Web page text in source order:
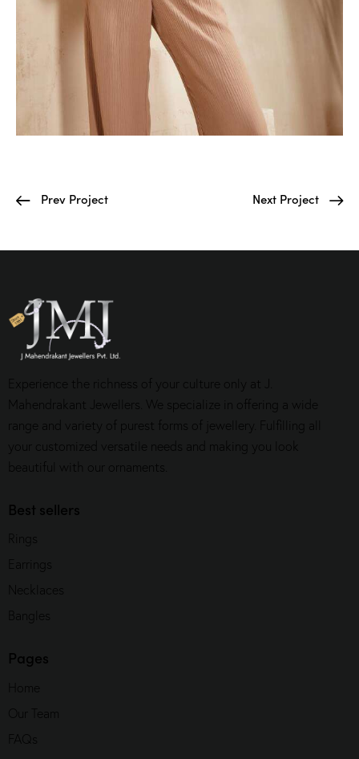
Prev Project Next Project
Experience the richness of your culture only at J.
Mahendrakant Jewellers. We specialize in offering a wide
range and variety of purest forms of jewellery. Fulfilling all
your customized versatile needs and making you look
beautiful with our ornaments.
Best sellers
Rings
Necklaces
Bangles
Pages
Our Team
FAQs